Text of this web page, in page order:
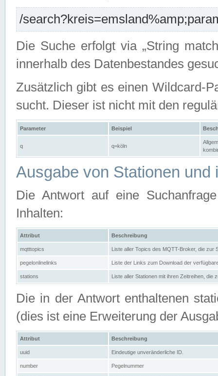
/
Die Suche erfolgt via „String
innerhalb des Datenbestandes
Zusätzlich gibt es einen Wildcard-
sucht. Dieser ist nicht mit den
Parameter Beispiel
q q=köln
Ausgabe von Stationen und
Die Antwort auf eine
Inhalten:
Attribut Beschreibung
mqtttopics Liste aller Topics des MQTT-Broker, die zur
pegelonlinelinks Liste der Links zum Download der
stations Liste aller Stationen mit ihren Zeitreihen, die
Die in der Antwort enthaltenen
(dies ist eine Erweiterung der
Attribut Beschreibung
uuid Eindeutige unveränderliche ID.
number Pegelnummer